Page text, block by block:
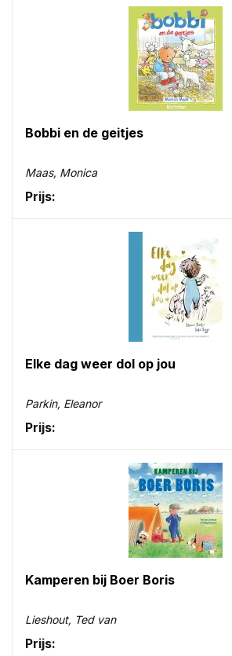
Bobbi en de geitjes
Maas, Monica
Prijs:
Elke dag weer dol op jou
Parkin, Eleanor
Prijs:
Kamperen bij Boer Boris
Lieshout, Ted van
Prijs: